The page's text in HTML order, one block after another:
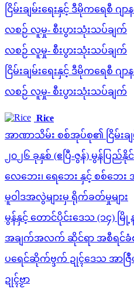
ငြိမ်းချမ်းရေးနှင့် ဒီမိုကရေစီ ဂျာ
လစဉ် လူမှု- စီးပွားသုံးသပ်ချက်
လစဉ် လူမှု- စီးပွားသုံးသပ်ချက်
ငြိမ်းချမ်းရေးနှင့် ဒီမိုကရေစီ ဂျာ
လစဉ် လူမှု- စီးပွားသုံးသပ်ချက်
Rice
အာဏာသိမ်း စစ်အုပ်စု၏ ငြိမ်းချ
၂၀၂၆ ခုနှစ် (ဧပြီ-ဇွန်) မွန်ပြည်
လေဘေး၊ ရေဘေး နှင့် စစ်ဘေ
မူဝါဒအလွဲများမှ ရိုက်ခတ်မှုများ
မွန်နှင့် တောင်ပိုင်းဒေသ (၁၄) မ
အချက်အလက် ဆိုင်ရာ အစီရင်ခံ
ပရေင်ဆိုက်ဗ္ဒက် ဍုၚ်ဒေသ အာဇြဳ
ဍုၚ်ဗၟာ